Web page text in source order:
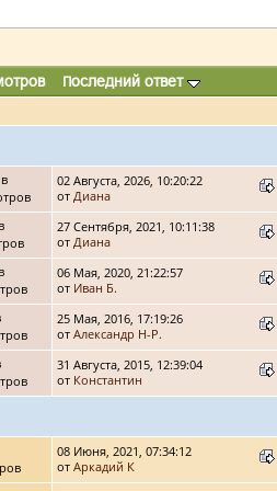
Последний ответ
02 Августа, 2026, 10:20:22
от Диана
27 Сентября, 2021, 10:11:38
от Диана
06 Мая, 2020, 21:22:57
от Иван Б.
25 Мая, 2016, 17:19:26
от Александр Н-Р.
31 Августа, 2015, 12:39:04
от Константин
08 Июня, 2021, 07:34:12
от Аркадий К